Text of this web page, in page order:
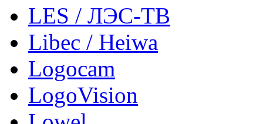
LES / ЛЭС-ТВ
Libec / Heiwa
Logocam
LogoVision